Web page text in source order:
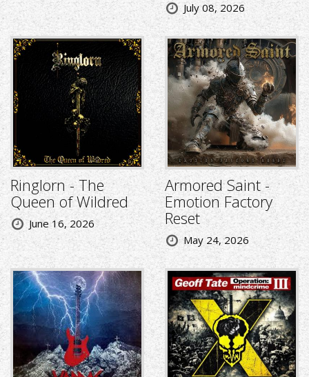
July 08, 2026
Ringlorn - The
Queen of Wildred
June 16, 2026
Armored Saint -
Emotion Factory
Reset
May 24, 2026